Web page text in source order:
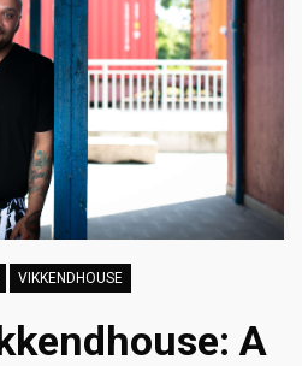
VIKKENDHOUSE
A